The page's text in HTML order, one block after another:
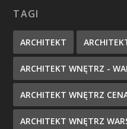
TAGI
ARCHITEKT
ARCHITEKT WNĘTRZ -
ARCHITEKT WNĘTRZ
ARCHITEKT WNĘTRZ